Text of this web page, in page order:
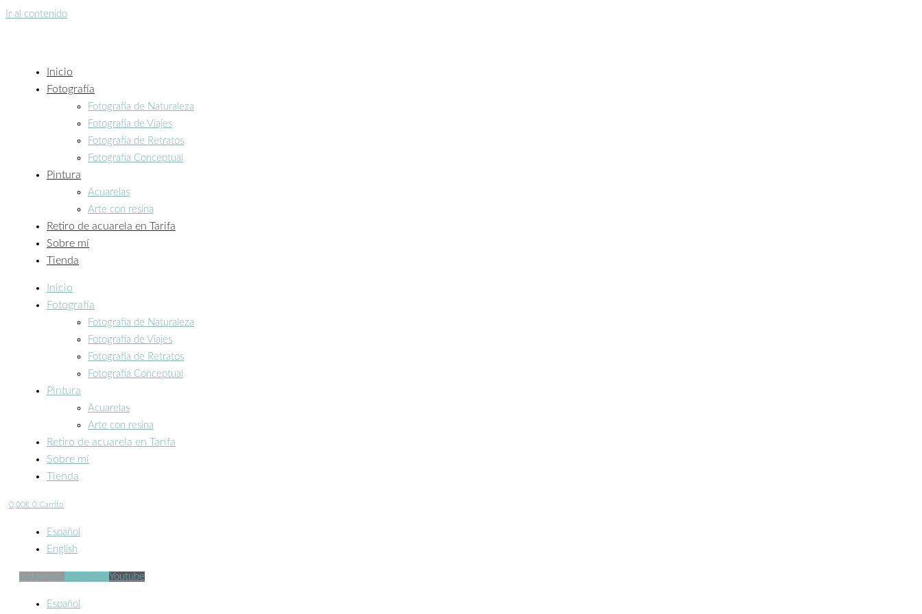
Ir al contenido
Inicio
Fotografía
Fotografía de Naturaleza
Fotografía de Viajes
Fotografía de Retratos
Fotografía Conceptual
Pintura
Acuarelas
Arte con resina
Retiro de acuarela en Tarifa
Sobre mí
Tienda
Inicio
Fotografía
Fotografía de Naturaleza
Fotografía de Viajes
Fotografía de Retratos
Fotografía Conceptual
Pintura
Acuarelas
Arte con resina
Retiro de acuarela en Tarifa
Sobre mí
Tienda
0,00€ 0 Carrito
Español
English
Instagram Youtube
Español